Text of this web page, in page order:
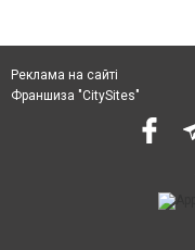
Реклама на сайті
Франшиза "CitySites"